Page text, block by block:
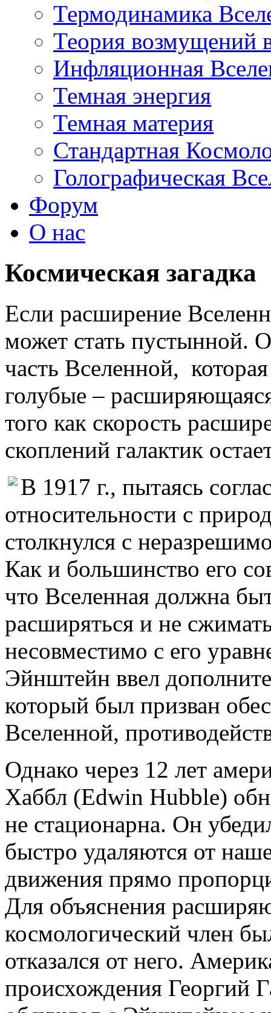
Термодинамика
Теория возмущений
Инфляционная
Темная энергия
Темная материя
Стандартная
Голографическая
Форум
О нас
Космическая загадка
Если расширение
может стать пустынной.
часть Вселенной,
голубые –
того как скорость
скоплений галактик
В 1917 г., пытаясь
относительности с
столкнулся с
Как и большинство его
что Вселенная должна
расширяться и не
несовместимо с его
Эйнштейн ввел
который был призван
Вселенной,
Однако через 12 лет
Хаббл (Edwin Hubble)
не стационарна. Он
быстро удаляются от
движения прямо
Для объяснения
космологический член
отказался от него.
происхождения Георгий